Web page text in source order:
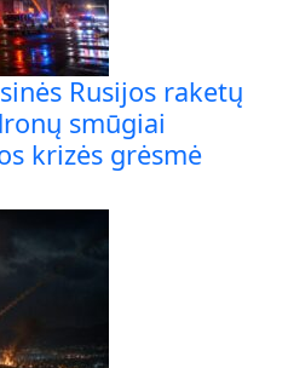
Rusijos raketų
smūgiai
krizės grėsmė